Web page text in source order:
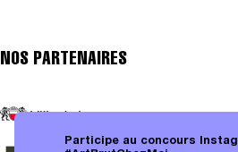
Participe au concours
NOS PARTENAIRES